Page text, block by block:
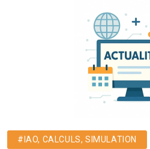
#IAO, CALCULS, SIMULATION